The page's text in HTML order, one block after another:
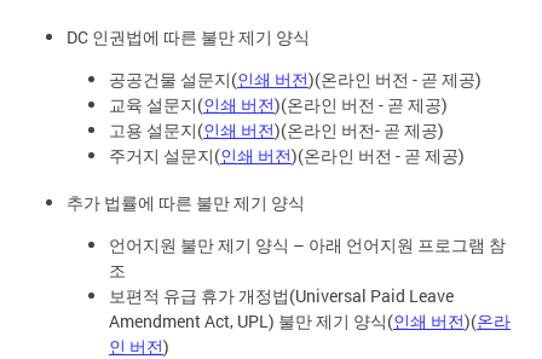
DC 인권법에 따른 불만 제기 양식
공공건물 설문지(인쇄 버전)(온라인 버전 - 곧 제공)
교육 설문지(인쇄 버전)(온라인 버전 - 곧 제공)
고용 설문지(인쇄 버전)(온라인 버전- 곧 제공)
주거지 설문지(인쇄 버전)(온라인 버전 - 곧 제공)
추가 법률에 따른 불만 제기 양식
언어지원 불만 제기 양식 – 아래 언어지원 프로그램 참
조
보편적 유급 휴가 개정법(Universal Paid Leave
Amendment Act, UPL) 불만 제기 양식(인쇄 버전)(온라
인 버전)